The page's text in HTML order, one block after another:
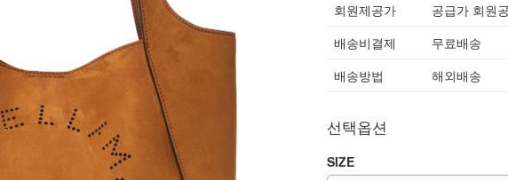
회원제공가
공급가 회원
배송비결제
무료배송
배송방법
해외배송
선택옵션
SIZE